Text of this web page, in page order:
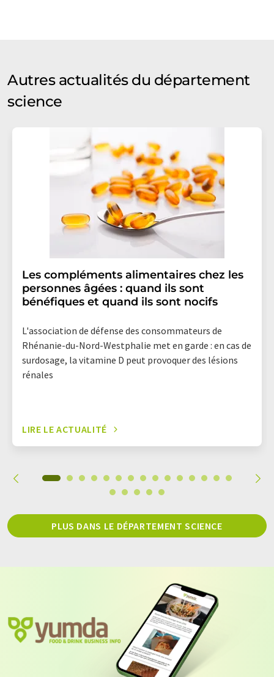
Autres actualités du département
science
Les compléments alimentaires chez les
personnes âgées : quand ils sont
bénéfiques et quand ils sont nocifs
L'association de défense des consommateurs de
Rhénanie-du-Nord-Westphalie met en garde : en cas de
surdosage, la vitamine D peut provoquer des lésions
rénales
LIRE LE ACTUALITÉ
PLUS DANS LE DÉPARTEMENT SCIENCE